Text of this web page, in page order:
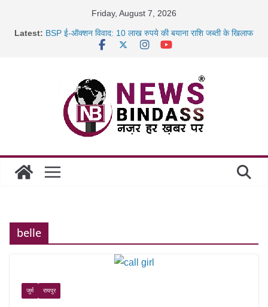
Friday, August 7, 2026
Latest: BSP ई-ऑक्शन विवाद: 10 लाख रुपये की बयाना राशि जब्ती के खिलाफ
साइबर ठगी पर दुर्ग पुलिस का बड़ा एक्शन: 13 म्यूल बैंक खाताधारक
गिरफ्तार
belle
जुर्म रायपुर